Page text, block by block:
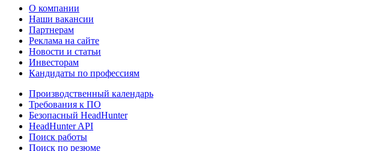
О компании
Наши вакансии
Партнерам
Реклама на сайте
Новости и статьи
Инвесторам
Кандидаты по профессиям
Производственный календарь
Требования к ПО
Безопасный HeadHunter
HeadHunter API
Поиск работы
Поиск по резюме